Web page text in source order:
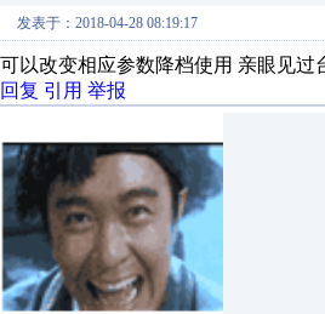
发表于：2018-04-28 08:19:17
可以改变相应参数降档使用 亲眼见
回复 引用 举报